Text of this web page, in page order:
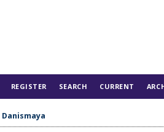
REGISTER SEARCH CURRENT
Danismaya